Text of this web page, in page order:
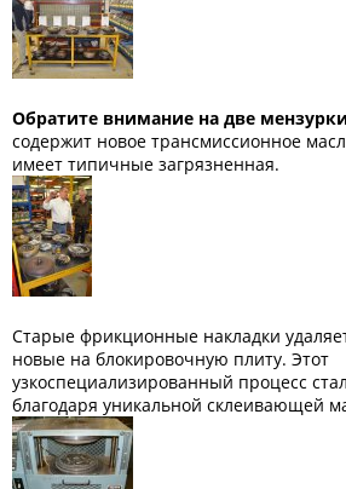
Обратите внимание на две
содержит новое трансмиссионное
имеет типичные загрязненная.
Старые фрикционные накладки
новые на блокировочную плиту. Этот
узкоспециализированный процесс
благодаря уникальной склеивающей